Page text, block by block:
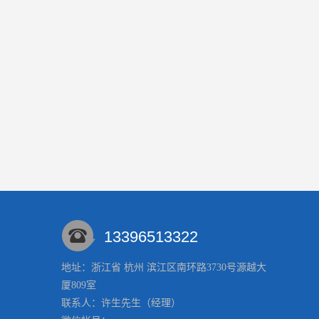
13396513322
地址：浙江省 杭州 滨江区南环路3730号源越大
厦809室
联系人：许生先生 （经理）